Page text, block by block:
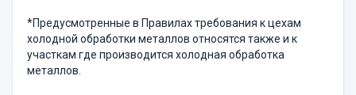
*Предусмотренные в Правилах требования к цехам
холодной обработки металлов относятся также и к
участкам где производится холодная обработка
металлов.